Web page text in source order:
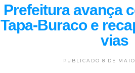
Prefeitura avança
Tapa-Buraco e
vias
PUBLICADO 8 DE